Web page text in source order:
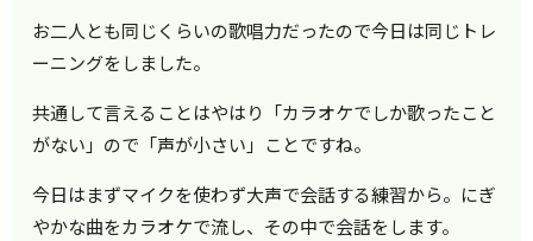
お二人とも同じくらいの歌唱力だったので今日は同じトレ
ーニングをしました。
共通して言えることはやはり「カラオケでしか歌ったこと
がない」ので「声が小さい」ことですね。
今日はまずマイクを使わず大声で会話する練習から。にぎ
やかな曲をカラオケで流し、その中で会話をします。